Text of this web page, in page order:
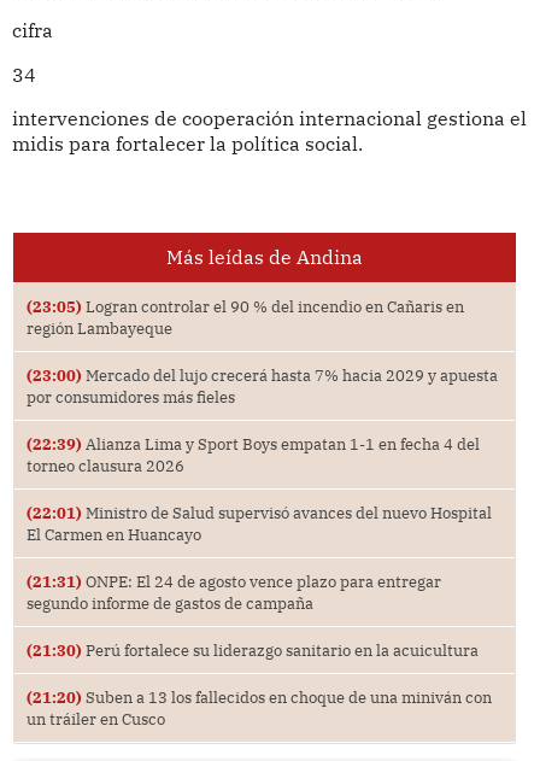
cifra
34
intervenciones de cooperación internacional gestiona el
midis para fortalecer la política social.
Más leídas de Andina
(23:05) Logran controlar el 90 % del incendio en Cañaris en
región Lambayeque
(23:00) Mercado del lujo crecerá hasta 7% hacia 2029 y apuesta
por consumidores más fieles
(22:39) Alianza Lima y Sport Boys empatan 1-1 en fecha 4 del
torneo clausura 2026
(22:01) Ministro de Salud supervisó avances del nuevo Hospital
El Carmen en Huancayo
(21:31) ONPE: El 24 de agosto vence plazo para entregar
segundo informe de gastos de campaña
(21:30) Perú fortalece su liderazgo sanitario en la acuicultura
(21:20) Suben a 13 los fallecidos en choque de una miniván con
un tráiler en Cusco